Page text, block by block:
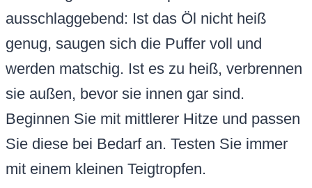
ausschlaggebend: Ist das Öl nicht heiß
genug, saugen sich die Puffer voll und
werden matschig. Ist es zu heiß, verbrennen
sie außen, bevor sie innen gar sind.
Beginnen Sie mit mittlerer Hitze und passen
Sie diese bei Bedarf an. Testen Sie immer
mit einem kleinen Teigtropfen.